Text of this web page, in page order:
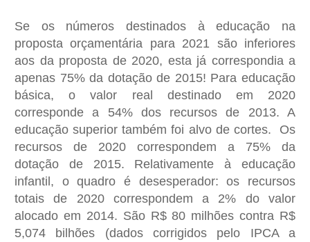
Se os números destinados à educação na
proposta orçamentária para 2021 são inferiores
aos da proposta de 2020, esta já correspondia a
apenas 75% da dotação de 2015! Para educação
básica, o valor real destinado em 2020
corresponde a 54% dos recursos de 2013. A
educação superior também foi alvo de cortes. Os
recursos de 2020 correspondem a 75% da
dotação de 2015. Relativamente à educação
infantil, o quadro é desesperador: os recursos
totais de 2020 correspondem a 2% do valor
alocado em 2014. São R$ 80 milhões contra R$
5,074 bilhões (dados corrigidos pelo IPCA a